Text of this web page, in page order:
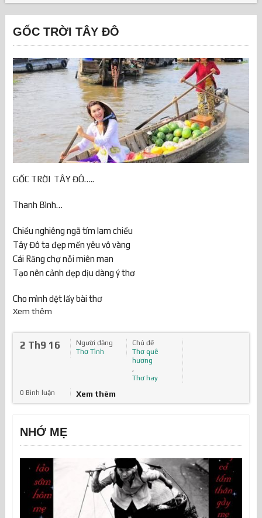
GỐC TRỜI TÂY ĐÔ
GỐC TRỜI TÂY ĐÔ…..
Thanh Bình…
Chiều nghiêng ngã tím lam chiều
Tây Đô ta đẹp mến yêu vô vàng
Cái Răng chợ nỗi miên man
Tạo nên cảnh đẹp dịu dàng ý thơ
Cho mình dệt lấy bài thơ
Xem thêm
2 Th9 16
Người đăng
Thơ Tình
Chủ đề
Thơ quê
hương
,
Thơ hay
0 Bình luận
Xem thêm
NHỚ MẸ